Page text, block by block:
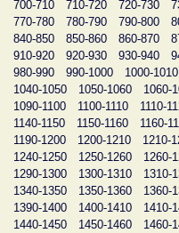
700-710
710-720 720-730
770-780
780-790 790-800
840-850
850-860 860-870
910-920
920-930 930-940
980-990
990-1000 1000-1010
1040-1050
1050-1060 1060-
1090-1100
1100-1110 1110-
1140-1150
1150-1160 1160-
1190-1200
1200-1210 1210-
1240-1250
1250-1260 1260-
1290-1300
1300-1310 1310-
1340-1350
1350-1360 1360-
1390-1400
1400-1410 1410-
1440-1450
1450-1460 1460-